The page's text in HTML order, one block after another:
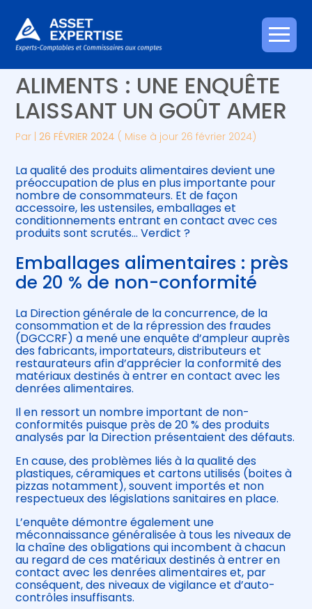
Aller
au
Créer et reprendre une activité
Gérer votre quotidien
Piloter votre entreprise
Développer votre entreprise
Construire votre patrimoine
Être prêt pour la facturation
électronique
Piloter votre gestion
Suivre votre comptabilité
Gérer vos ressources humaines
CONDITIONNEMENT DES
ALIMENTS : UNE ENQUÊTE
LAISSANT UN GOÛT AMER
Par |26 FÉVRIER 2024 ( Mise à jour 26 février 2024)
La qualité des produits alimentaires devient une
préoccupation de plus en plus importante pour
nombre de consommateurs. Et de façon
accessoire, les ustensiles, emballages et
conditionnements entrant en contact avec ces
produits sont scrutés… Verdict ?
Emballages alimentaires : près
de 20 % de non-conformité
La Direction générale de la concurrence, de la
consommation et de la répression des fraudes
(DGCCRF) a mené une enquête d’ampleur auprès
des fabricants, importateurs, distributeurs et
restaurateurs afin d’apprécier la conformité des
matériaux destinés à entrer en contact avec les
denrées alimentaires.
Il en ressort un nombre important de non-
conformités puisque près de 20 % des produits
analysés par la Direction présentaient des défauts.
En cause, des problèmes liés à la qualité des
plastiques, céramiques et cartons utilisés (boites à
pizzas notamment), souvent importés et non
respectueux des législations sanitaires en place.
L’enquête démontre également une
méconnaissance généralisée à tous les niveaux de
la chaîne des obligations qui incombent à chacun
au regard de ces matériaux destinés à entrer en
contact avec les denrées alimentaires et, par
conséquent, des niveaux de vigilance et d’auto-
contrôles insuffisants.